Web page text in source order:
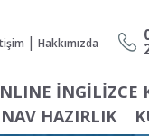
| Hakkımızda
İNGİLİZCE
HAZIRLIK